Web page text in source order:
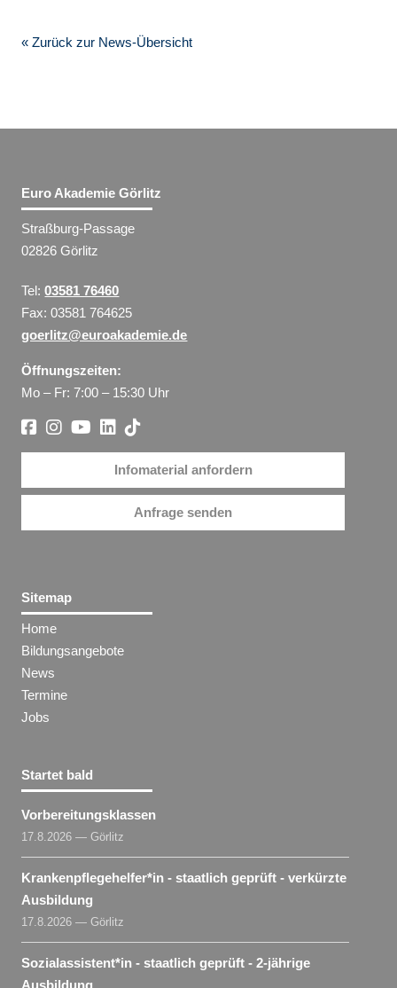
« Zurück zur News-Übersicht
Euro Akademie Görlitz
Straßburg-Passage
02826 Görlitz
Tel:03581 76460
Fax: 03581 764625
goerlitz@euroakademie.de
Öffnungszeiten:
Mo – Fr: 7:00 – 15:30 Uhr
Infomaterial anfordern
Anfrage senden
Sitemap
Home
Bildungsangebote
News
Termine
Jobs
Startet bald
Vorbereitungsklassen
17.8.2026 — Görlitz
Krankenpflegehelfer​*in - staatlich geprüft - verkürzte
Ausbildung
17.8.2026 — Görlitz
Sozialassistent​*in - staatlich geprüft - 2-jährige
Ausbildung